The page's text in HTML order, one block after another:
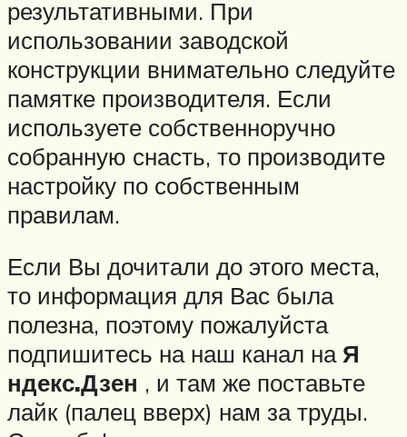
результативными. При
использовании заводской
конструкции внимательно следуйте
памятке производителя. Если
используете собственноручно
собранную снасть, то производите
настройку по собственным
правилам.
Если Вы дочитали до этого места,
то информация для Вас была
полезна, поэтому пожалуйста
подпишитесь на наш канал наЯ
ндекс.Дзен , и там же поставьте
лайк (палец вверх) нам за труды.